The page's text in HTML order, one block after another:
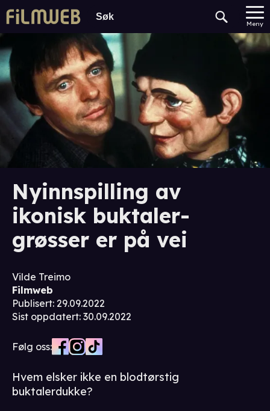
Meny
Nyinnspilling av
ikonisk buktaler-
grøsser er på vei
Vilde Treimo
Filmweb
Publisert: 29.09.2022
Sist oppdatert: 30.09.2022
Følg oss:
Hvem elsker ikke en blodtørstig
buktalerdukke?